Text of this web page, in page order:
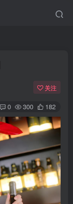
关注
0 300 182